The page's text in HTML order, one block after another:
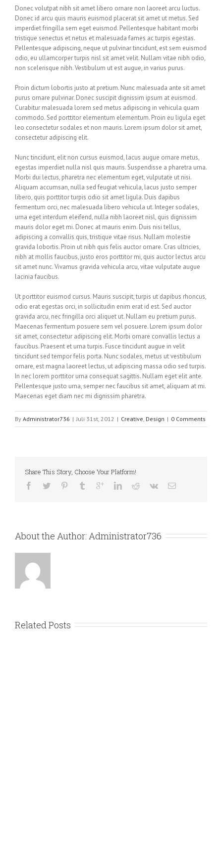
Donec volutpat nibh sit amet libero ornare non laoreet arcu luctus.
Donec id arcu quis mauris euismod placerat sit amet ut metus. Sed
imperdiet fringilla sem eget euismod. Pellentesque habitant morbi
tristique senectus et netus et malesuada fames ac turpis egestas.
Pellentesque adipiscing, neque ut pulvinar tincidunt, est sem euismod
odio, eu ullamcorper turpis nisl sit amet velit. Nullam vitae nibh odio,
non scelerisque nibh. Vestibulum ut est augue, in varius purus.
Proin dictum lobortis justo at pretium. Nunc malesuada ante sit amet
purus ornare pulvinar. Donec suscipit dignissim ipsum at euismod.
Curabitur malesuada lorem sed metus adipiscing in vehicula quam
commodo. Sed porttitor elementum elementum. Proin eu ligula eget
leo consectetur sodales et non mauris. Lorem ipsum dolor sit amet,
consectetur adipiscing elit.
Nunc tincidunt, elit non cursus euismod, lacus augue ornare metus,
egestas imperdiet nulla nisl quis mauris. Suspendisse a pharetra urna.
Morbi dui lectus, pharetra nec elementum eget, vulputate ut nisi.
Aliquam accumsan, nulla sed feugiat vehicula, lacus justo semper
libero, quis porttitor turpis odio sit amet ligula. Duis dapibus
fermentum orci, nec malesuada libero vehicula ut. Integer sodales,
urna eget interdum eleifend, nulla nibh laoreet nisl, quis dignissim
mauris dolor eget mi. Donec at mauris enim. Duis nisi tellus,
adipiscing a convallis quis, tristique vitae risus. Nullam molestie
gravida lobortis. Proin ut nibh quis felis auctor ornare. Cras ultricies,
nibh at mollis faucibus, justo eros porttitor mi, quis auctor lectus arcu
sit amet nunc. Vivamus gravida vehicula arcu, vitae vulputate augue
lacinia faucibus.
Ut porttitor euismod cursus. Mauris suscipit, turpis ut dapibus rhoncus,
odio erat egestas orci, in sollicitudin enim erat id est. Sed auctor
gravida arcu, nec fringilla orci aliquet ut. Nullam eu pretium purus.
Maecenas fermentum posuere sem vel posuere. Lorem ipsum dolor
sit amet, consectetur adipiscing elit. Morbi ornare convallis lectus a
faucibus. Praesent et urna turpis. Fusce tincidunt augue in velit
tincidunt sed tempor felis porta. Nunc sodales, metus ut vestibulum
ornare, est magna laoreet lectus, ut adipiscing massa odio sed turpis.
In nec lorem porttitor urna consequat sagittis. Nullam eget elit ante.
Pellentesque justo urna, semper nec faucibus sit amet, aliquam at mi.
Maecenas eget diam nec mi dignissim pharetra.
By Administrator736 | Juli 31st, 2012 | Creative, Design | 0 Comments
Share This Story, Choose Your Platform!
About the Author: Administrator736
Related Posts